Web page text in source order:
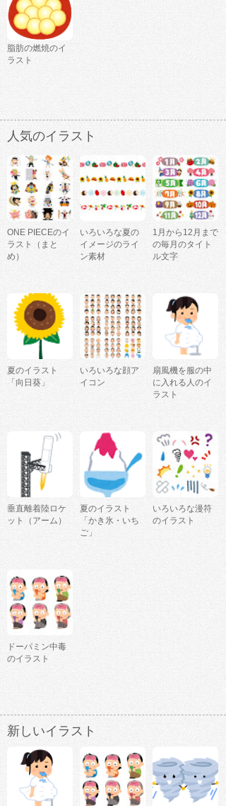
脂肪の燃焼のイ
ラスト
人気のイラスト
ONE PIECEのイ
ラスト（まと
め）
いろいろな夏の
イメージのライ
ン素材
1月から12月まで
の毎月のタイト
ル文字
夏のイラスト
「向日葵」
いろいろな顔ア
イコン
扇風機を服の中
に入れる人のイ
ラスト
垂直離着陸ロケ
ット（アーム）
夏のイラスト
「かき氷・いち
ご」
いろいろな漫符
のイラスト
ドーパミン中毒
のイラスト
新しいイラスト